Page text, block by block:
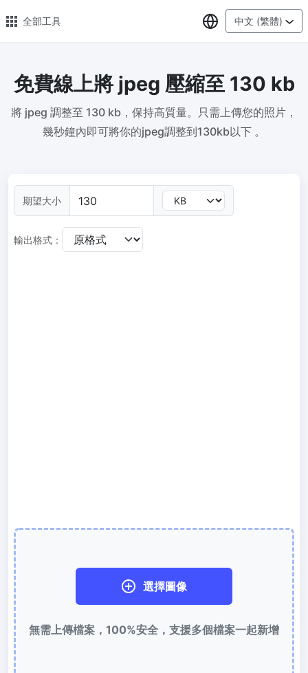
全部工具
🔥 熱門 🔥
圖片格式轉換
輕鬆將PNG、WEBP、BMP、TIFF或RAW格式批量轉換為JPG
線上圖片壓縮，壓縮率最高可達80%
點數調整器
安全、免費、輕鬆地調整影像大小，保證高品質
使用有損和無損壓縮方法來壓縮 PNG 影像
GIF 壓縮
批次壓縮和減少GIF動畫檔案大小
WebP 壓縮
使用有損和無損壓縮方法來壓縮 WebP 影像
圖片壓縮到 50KB
選擇語言
中文 (繁體)
免費線上將 jpeg 壓縮至 130 kb
將 jpeg 調整至 130 kb，保持高質量。只需上傳您的照片，
幾秒鐘內即可將你的jpeg調整到130kb以下 。
期望大小
輸出格式：
選擇圖像
無需上傳檔案，100%安全，支援多個檔案一起新增